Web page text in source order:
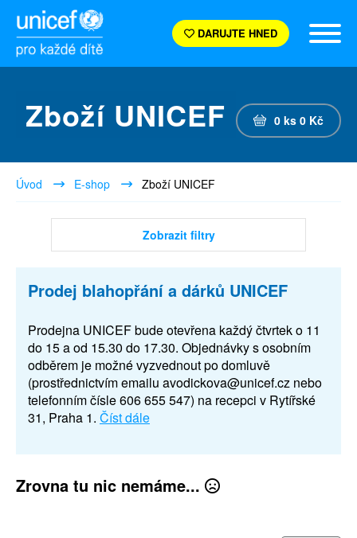
DARUJTE HNED
Zboží UNICEF 0 ks 0 Kč
Úvod E-shop Zboží UNICEF
Zobrazit filtry
Prodej blahopřání a dárků UNICEF
Prodejna UNICEF bude otevřena každý čtvrtek o 11
do 15 a od 15.30 do 17.30. Objednávky s osobním
odběrem je možné vyzvednout po domluvě
(prostřednictvím emailu avodickova@unicef.cz nebo
telefonním čísle 606 655 547) na recepci v Rytířské
31, Praha 1. Číst dále
Zrovna tu nic nemáme...